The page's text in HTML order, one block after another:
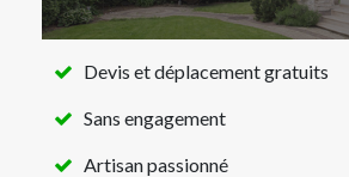
Devis et déplacement gratuits
Sans engagement
Artisan passionné